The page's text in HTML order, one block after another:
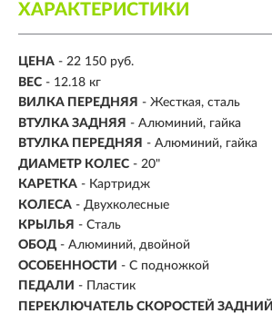
ХАРАКТЕРИСТИКИ
ЦЕНА - 22 150 руб.
ВЕС - 12.18 кг
ВИЛКА ПЕРЕДНЯЯ - Жесткая, сталь
ВТУЛКА ЗАДНЯЯ - Алюминий, гайка
ВТУЛКА ПЕРЕДНЯЯ - Алюминий, гайка
ДИАМЕТР КОЛЕС - 20"
КАРЕТКА - Картридж
КОЛЕСА - Двухколесные
КРЫЛЬЯ - Сталь
ОБОД - Алюминий, двойной
ОСОБЕННОСТИ - С подножкой
ПЕДАЛИ - Пластик
ПЕРЕКЛЮЧАТЕЛЬ СКОРОСТЕЙ ЗАДНИЙ